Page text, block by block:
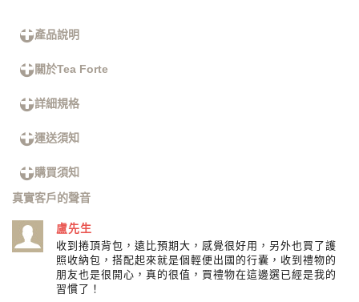
產品說明
關於Tea Forte
詳細規格
運送須知
購買須知
真實客戶的聲音
盧先生
收到捲頂背包，遠比預期大，感覺很好用，另外也買了護
照收納包，搭配起來就是個輕便出國的行囊，收到禮物的
朋友也是很開心，真的很值，買禮物在這邊選已經是我的
習慣了！